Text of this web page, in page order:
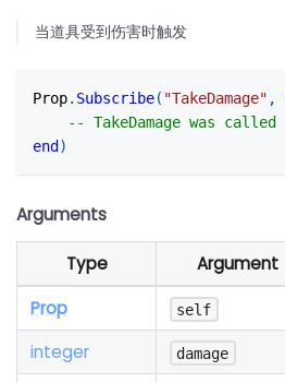
当道具受到伤害时触发
Prop. Subscribe( "TakeDamage" ,
-- TakeDamage was called
end )
Arguments
Type Argument
Prop
self
integer damage